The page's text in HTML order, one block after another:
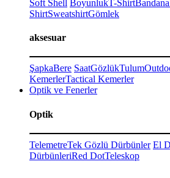
Soft Shell BoyunlukT-ShirtBandana
ShirtSweatshirtGömlek
aksesuar
ŞapkaBere SaatGözlükTulum
KemerlerTactical Kemerler
Optik ve Fenerler
Optik
TelemetreTek Gözlü Dürbünler El
DürbünleriRed DotTeleskop